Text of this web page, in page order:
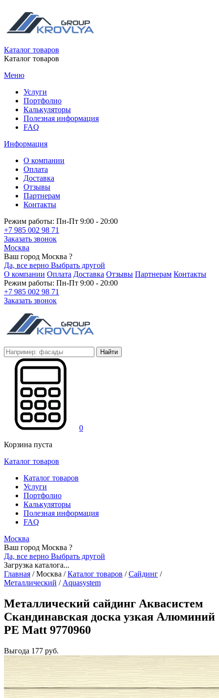
Каталог товаров
Каталог товаров
Меню
Услуги
Портфолио
Калькуляторы
Полезная информация
FAQ
Информация
О компании
Оплата
Доставка
Отзывы
Партнерам
Контакты
Режим работы: Пн-Пт 9:00 - 20:00
+7 985 002 98 71
Заказать звонок
Москва
Ваш город Москва ?
Да, все верно Выбрать другой
О компании Оплата Доставка Отзывы Партнерам Контакты
Режим работы: Пн-Пт 9:00 - 20:00
+7 985 002 98 71
Заказать звонок
Найти
0
Корзина пуста
Каталог товаров
Каталог товаров
Услуги
Портфолио
Калькуляторы
Полезная информация
FAQ
Москва
Ваш город Москва ?
Да, все верно Выбрать другой
Загрузка каталога...
Главная /Москва / Каталог товаров / Сайдинг /
Металлический / Aquasystem
Металлический сайдинг Аквасистем
Скандинавская доска узкая Алюминий
PE Matt 9770960
Выгода 177 руб.